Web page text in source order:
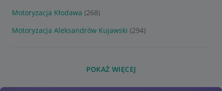
Motoryzacja Kłodawa (268)
Motoryzacja Aleksandrów Kujawski (294)
POKAŻ WIĘCEJ